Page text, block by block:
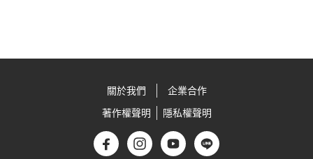
關於我們
企業合作
著作權聲明
隱私權聲明